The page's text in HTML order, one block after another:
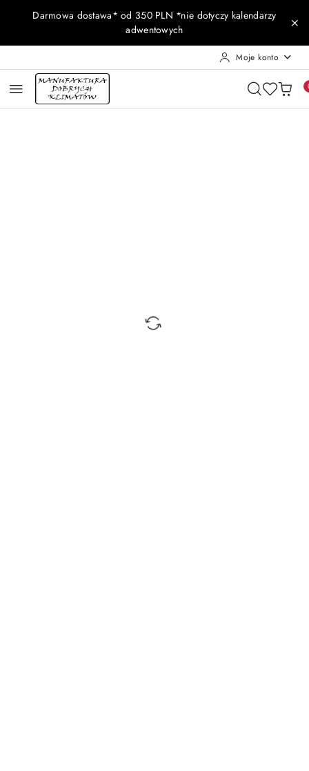
Przejdź do treści głównej
Przejdź do wyszukiwarki
Przejdź do moje konto
Przejdź do menu głównego
Przejdź do opisu produktu
Przejdź do stopki
Darmowa dostawa* od 350 PLN *nie dotyczy kalendarzy
adwentowych
Moje konto